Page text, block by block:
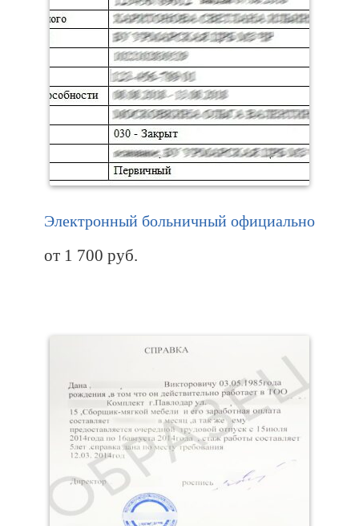
Электронный больничный официально
от 1 700 руб.